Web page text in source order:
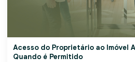
Acesso do Proprietário ao Imóvel
Quando é Permitido